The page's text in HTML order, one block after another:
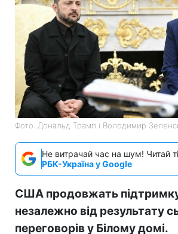
Фото: Дональд Трамп і Володимир
Не витрачай час на шум! Читай
РБК-Україна у Google
США продовжать
незалежно від результату
переговорів у Білому домі.